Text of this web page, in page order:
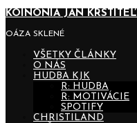
KOINONIA JÁN KRSTITEĽ
OÁZA SKLENÉ
VŠETKY ČLÁNKY
O NÁS
HUDBA KJK
R: HUDBA
R: MOTIVÁCIE
SPOTIFY
CHRISTILAND